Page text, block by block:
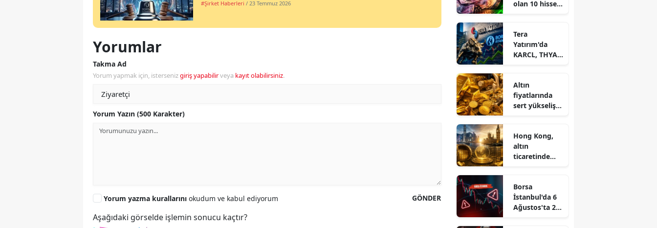
#Şirket Haberleri / 23 Temmuz 2026
Yorumlar
Takma Ad
Yorum yapmak için, istersenizgiriş yapabilirveya kayıt olabilirsiniz.
Yorum Yazın (500 Karakter)
GÖNDER
Yorum yazma kurallarını okudum ve kabul ediyorum
Aşağıdaki görselde işlemin sonucu kaçtır?
olan 10 hisse
Tera
Yatırım'da
KARCL, THYAO
çıktı
Altın
fiyatlarında
sert yükseliş:
zirvesinde
Hong Kong,
altın
ticaretinde
Borsa
İstanbul'da 6
Ağustos'ta 2